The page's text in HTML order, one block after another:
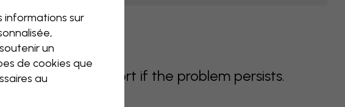
customer support if the problem persists.
informations sur
un
de cookies que
au